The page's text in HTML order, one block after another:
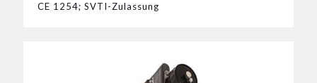
CE 1254; SVTI-Zulassung